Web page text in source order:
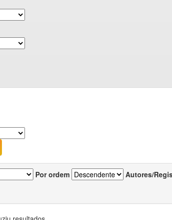
Por ordem Autores/